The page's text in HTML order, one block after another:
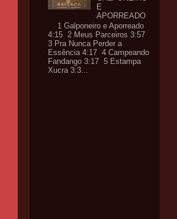
E
APORREADO
1 Galponeiro e Aporreado
4:15 2 Meus Parceiros 3:57
3 Pra Nunca Perder a
Essência 4:17 4 Campeando
Fandango 3:17 5 Estampa
Xucra 3:3...